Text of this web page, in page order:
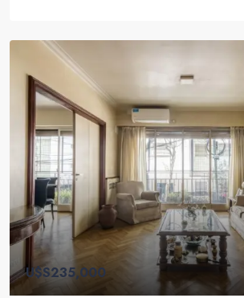
U$S235,000